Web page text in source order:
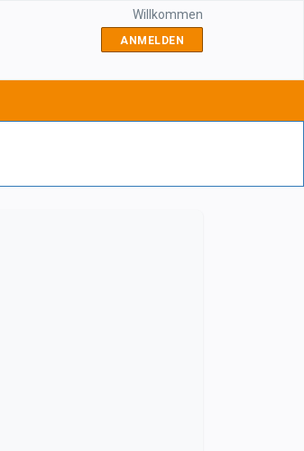
Willkommen
ANMELDEN